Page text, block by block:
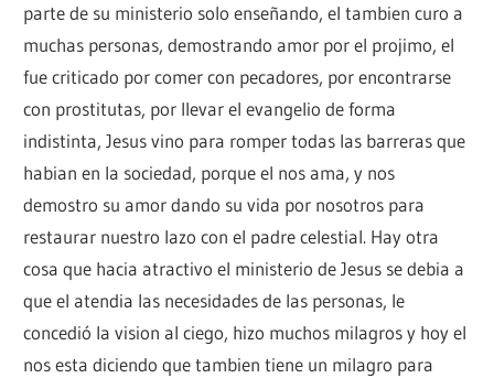
parte de su ministerio solo enseñando, el tambien curo a
muchas personas, demostrando amor por el projimo, el
fue criticado por comer con pecadores, por encontrarse
con prostitutas, por llevar el evangelio de forma
indistinta, Jesus vino para romper todas las barreras que
habian en la sociedad, porque el nos ama, y nos
demostro su amor dando su vida por nosotros para
restaurar nuestro lazo con el padre celestial. Hay otra
cosa que hacia atractivo el ministerio de Jesus se debia a
que el atendia las necesidades de las personas, le
concedió la vision al ciego, hizo muchos milagros y hoy el
nos esta diciendo que tambien tiene un milagro para